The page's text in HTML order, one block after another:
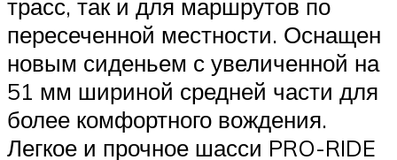
трасс, так и для маршрутов по
пересеченной местности. Оснащен
новым сиденьем с увеличенной на
51 мм шириной средней части для
более комфортного вождения.
Легкое и прочное шасси PRO-RIDE